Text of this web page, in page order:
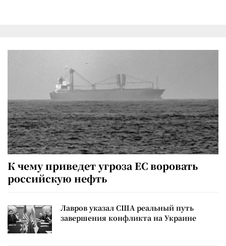
К чему приведет угроза ЕС воровать
российскую нефть
Лавров указал США реальный путь
завершения конфликта на Украине